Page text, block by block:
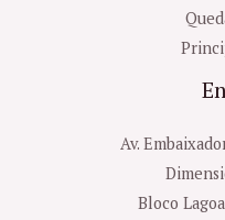
Av.
Bloco